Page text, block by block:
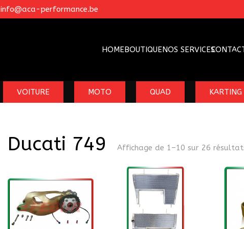
info@aca-performance.be
HOMEBOUTIQUENOS SERVICES
VOITURE MOTO QUAD KARTING
Ducati 749 Affichage de 1–10 sur 26